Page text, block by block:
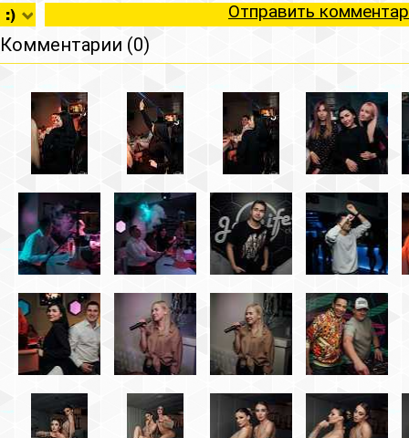
Отправить
Комментарии (0)